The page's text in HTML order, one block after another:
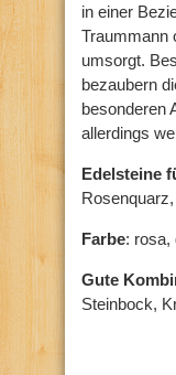
in einer
Traummann
umsorgt.
bezaubern
besonderen
allerdings
Edelsteine
Farbe: rosa,
Gute
Steinbock,